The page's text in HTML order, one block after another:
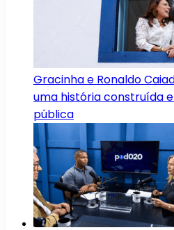
Gracinha e Ronaldo
uma história construída
pública